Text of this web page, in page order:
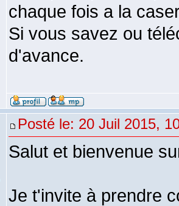
chaque fois a la
Si vous savez ou
d'avance.
Posté le: 20 Juil 2015,
Salut et bienvenue
Je t'invite à prendre